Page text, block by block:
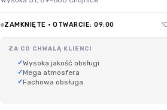
ZAMKNIĘTE · OTWARCIE: 09:00
ZA CO CHWALĄ KLIENCI
Wysoka jakość obsługi
Mega atmosfera
Fachowa obsługa